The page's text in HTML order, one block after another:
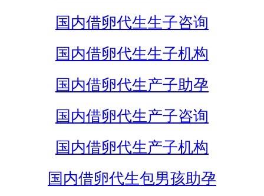
国内借卵代生生子咨询
国内借卵代生生子机构
国内借卵代生产子助孕
国内借卵代生产子咨询
国内借卵代生产子机构
国内借卵代生包男孩助孕